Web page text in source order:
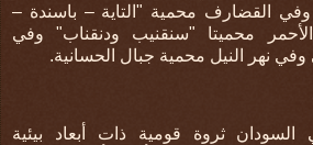
القضارف محمية "التاية – باسندة –
الأحمر محميتا "سنقنيب ودنقناب" وفي
وفي نهر النيل محمية جبال الحسانية.
السودان ثروة قومية ذات أبعاد بيئية